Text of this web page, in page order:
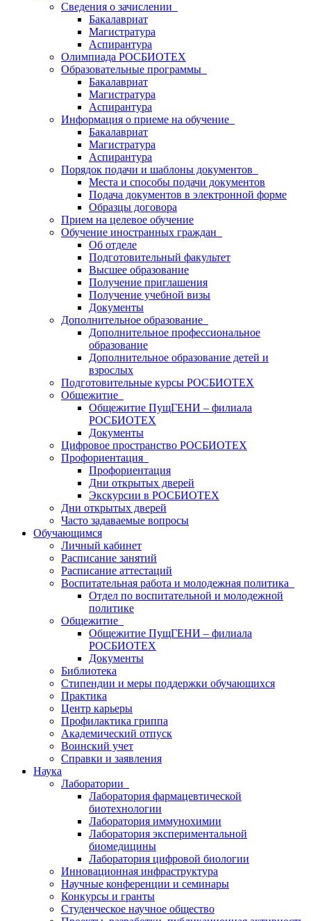
Сведения о зачислении
Бакалавриат
Магистратура
Аспирантура
Олимпиада РОСБИОТЕХ
Образовательные программы
Бакалавриат
Магистратура
Аспирантура
Информация о приеме на обучение
Бакалавриат
Магистратура
Аспирантура
Порядок подачи и шаблоны документов
Места и способы подачи документов
Подача документов в электронной форме
Образцы договора
Прием на целевое обучение
Обучение иностранных граждан
Об отделе
Подготовительный факультет
Высшее образование
Получение приглашения
Получение учебной визы
Документы
Дополнительное образование
Дополнительное профессиональное
образование
Дополнительное образование детей и
взрослых
Подготовительные курсы РОСБИОТЕХ
Общежитие
Общежитие ПущГЕНИ – филиала
РОСБИОТЕХ
Документы
Цифровое пространство РОСБИОТЕХ
Профориентация
Профориентация
Дни открытых дверей
Экскурсии в РОСБИОТЕХ
Дни открытых дверей
Часто задаваемые вопросы
Обучающимся
Личный кабинет
Расписание занятий
Расписание аттестаций
Воспитательная работа и молодежная политика
Отдел по воспитательной и молодежной
политике
Общежитие
Общежитие ПущГЕНИ – филиала
РОСБИОТЕХ
Документы
Библиотека
Стипендии и меры поддержки обучающихся
Практика
Центр карьеры
Профилактика гриппа
Академический отпуск
Воинский учет
Справки и заявления
Наука
Лаборатории
Лаборатория фармацевтической
биотехнологии
Лаборатория иммунохимии
Лаборатория экспериментальной
биомедицины
Лаборатория цифровой биологии
Инновационная инфраструктура
Научные конференции и семинары
Конкурсы и гранты
Студенческое научное общество